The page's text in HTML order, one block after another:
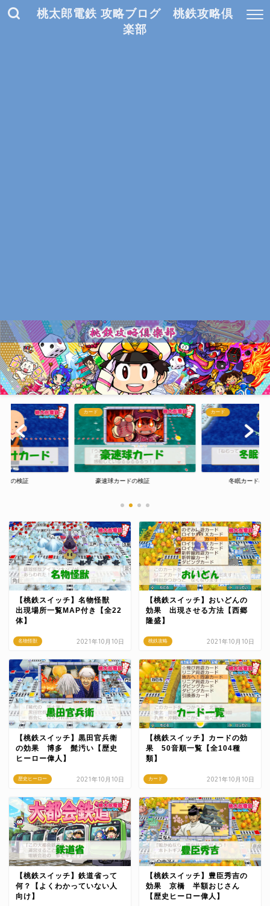
桃太郎電鉄 攻略ブログ 桃鉄攻略倶
楽部
の検証
カード
豪速球カードの検証
カード
冬眠カードの検
名物怪獣
【桃鉄スイッチ】名物怪獣
出現場所一覧MAP付き【全22
体】
2021年10月10日 桃鉄攻略
【桃鉄スイッチ】おいどんの
効果 出現させる方法【西郷
隆盛】
2021年10月10日
歴史ヒーロー
【桃鉄スイッチ】黒田官兵衛
の効果 博多 髭汚い【歴史
ヒーロー偉人】
2021年10月10日 カード
【桃鉄スイッチ】カードの効
果 50音順一覧【全104種
類】
2021年10月10日
【桃鉄スイッチ】鉄道省って
何？【よくわかっていない人
向け】
【桃鉄スイッチ】豊臣秀吉の
効果 京橋 半額おじさん
【歴史ヒーロー偉人】